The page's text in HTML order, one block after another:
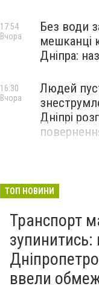
Без води
мешканці
Дніпра:
17:54
Вчора
Людей
Дніпрі
16:30
Вчора
ТОП НОВИНИ
Транспорт
зупинитись:
ввели